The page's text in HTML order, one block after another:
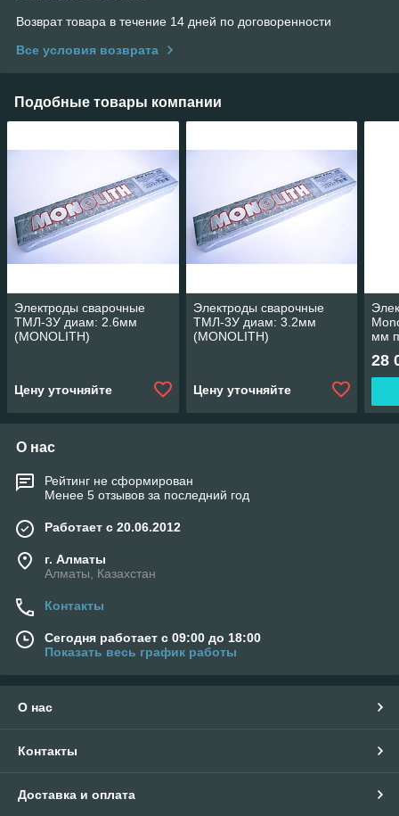
Возврат товара в течение 14 дней по договоренности
Все условия возврата
Подобные товары компании
Электроды сварочные
ТМЛ-3У диам: 2.6мм
(MONOLITH)
Цену уточняйте
Электроды сварочные
ТМЛ-3У диам: 3.2мм
(MONOLITH)
Цену уточняйте
мм
28
О нас
Рейтинг не сформирован
Менее 5 отзывов за последний год
Работает с 20.06.2012
г. Алматы
Алматы, Казахстан
Контакты
Сегодня работает с 09:00 до 18:00
Показать весь график работы
О нас
Контакты
Доставка и оплата